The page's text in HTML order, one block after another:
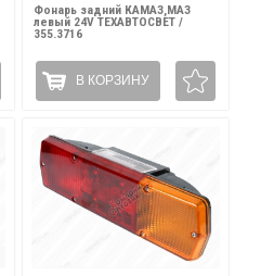
Фонарь задний КАМАЗ,МАЗ
левый 24V ТЕХАВТОСВЕТ /
355.3716
В КОРЗИНУ